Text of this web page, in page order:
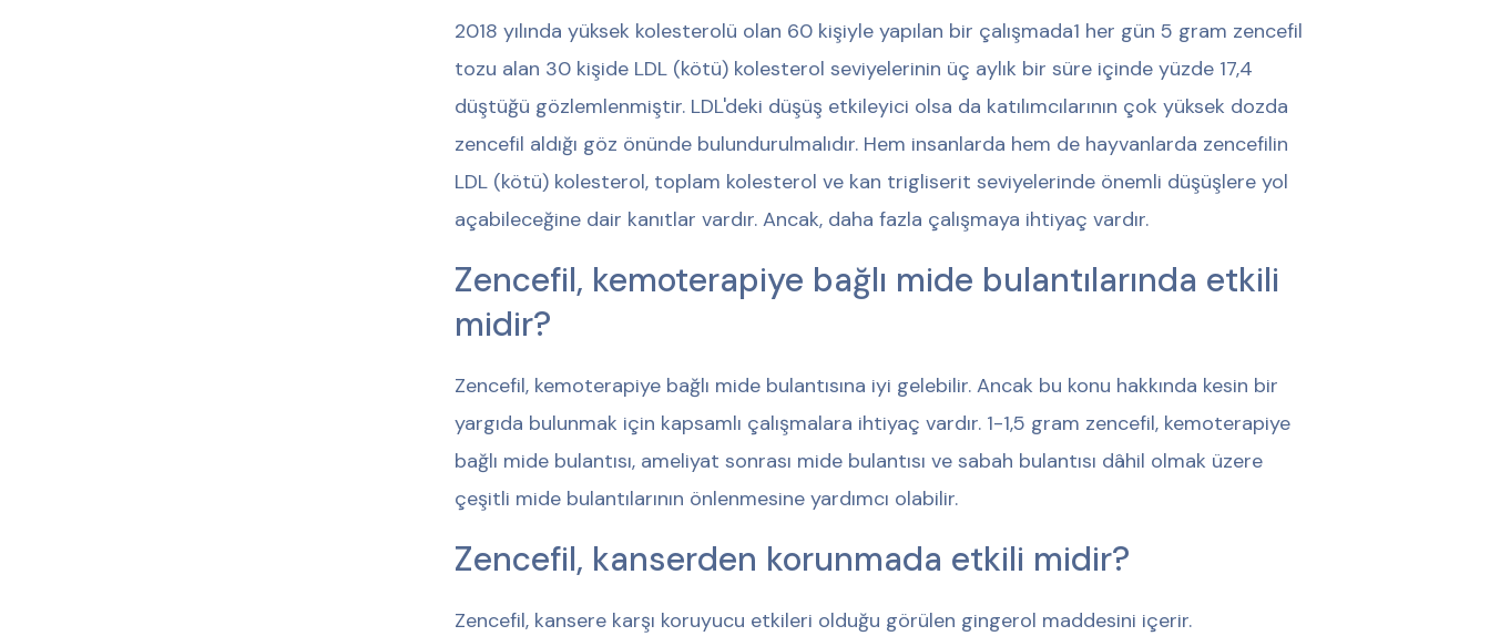
2018 yılında yüksek kolesterolü olan 60 kişiyle yapılan bir çalışmada1 her gün 5 gram zencefil
tozu alan 30 kişide LDL (kötü) kolesterol seviyelerinin üç aylık bir süre içinde yüzde 17,4
düştüğü gözlemlenmiştir. LDL'deki düşüş etkileyici olsa da katılımcılarının çok yüksek dozda
zencefil aldığı göz önünde bulundurulmalıdır. Hem insanlarda hem de hayvanlarda zencefilin
LDL (kötü) kolesterol, toplam kolesterol ve kan trigliserit seviyelerinde önemli düşüşlere yol
açabileceğine dair kanıtlar vardır. Ancak, daha fazla çalışmaya ihtiyaç vardır.
Zencefil, kemoterapiye bağlı mide bulantılarında etkili
midir?
Zencefil, kemoterapiye bağlı mide bulantısına iyi gelebilir. Ancak bu konu hakkında kesin bir
yargıda bulunmak için kapsamlı çalışmalara ihtiyaç vardır. 1-1,5 gram zencefil, kemoterapiye
bağlı mide bulantısı, ameliyat sonrası mide bulantısı ve sabah bulantısı dâhil olmak üzere
çeşitli mide bulantılarının önlenmesine yardımcı olabilir.
Zencefil, kanserden korunmada etkili midir?
Zencefil, kansere karşı koruyucu etkileri olduğu görülen gingerol maddesini içerir.